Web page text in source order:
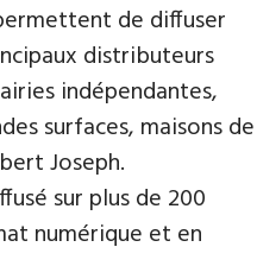
de diffuser
distributeurs
indépendantes,
surfaces, maisons de
Joseph.
sur plus de 200
numérique et en